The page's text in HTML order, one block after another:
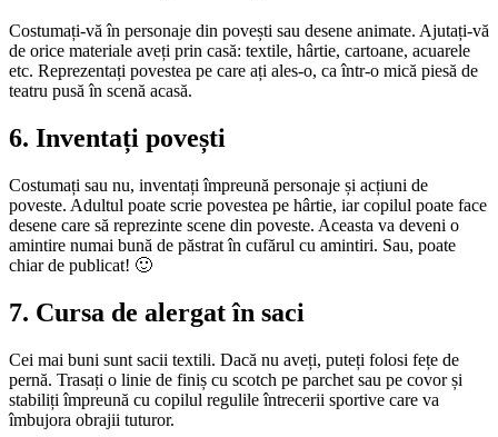
Costumați-vă în personaje din povești sau desene animate. Ajutați-vă
de orice materiale aveți prin casă: textile, hârtie, cartoane, acuarele
etc. Reprezentați povestea pe care ați ales-o, ca într-o mică piesă de
teatru pusă în scenă acasă.
6. Inventați povești
Costumați sau nu, inventați împreună personaje și acțiuni de
poveste. Adultul poate scrie povestea pe hârtie, iar copilul poate face
desene care să reprezinte scene din poveste. Aceasta va deveni o
amintire numai bună de păstrat în cufărul cu amintiri. Sau, poate
chiar de publicat! 🙂
7. Cursa de alergat în saci
Cei mai buni sunt sacii textili. Dacă nu aveți, puteți folosi fețe de
pernă. Trasați o linie de finiș cu scotch pe parchet sau pe covor și
stabiliți împreună cu copilul regulile întrecerii sportive care va
îmbujora obrajii tuturor.